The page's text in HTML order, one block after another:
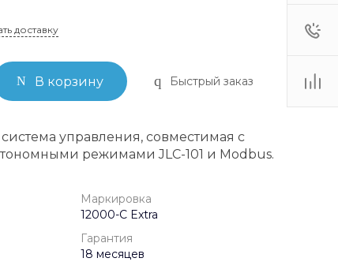
доставку
В корзину Быстрый заказ
управления, совместимая с
режимами JLC-101 и Modbus.
Маркировка
12000-C Extra
Гарантия
18 месяцев